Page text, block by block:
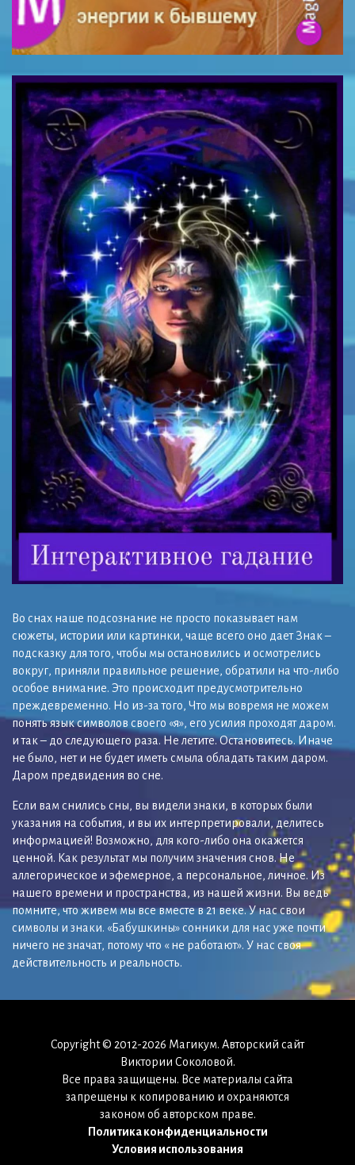
Во снах наше подсознание не просто показывает нам
сюжеты, истории или картинки, чаще всего оно дает Знак –
подсказку для того, чтобы мы остановились и осмотрелись
вокруг, приняли правильное решение, обратили на что-либо
особое внимание. Это происходит предусмотрительно
преждевременно. Но из-за того, Что мы вовремя не можем
понять язык символов своего «я», его усилия проходят даром.
и так – до следующего раза. Не летите. Остановитесь. Иначе
не было, нет и не будет иметь смыла обладать таким даром.
Даром предвидения во сне.
Если вам снились сны, вы видели знаки, в которых были
указания на события, и вы их интерпретировали, делитесь
информацией! Возможно, для кого-либо она окажется
ценной. Как результат мы получим значения снов. Не
аллегорическое и эфемерное, а персональное, личное. Из
нашего времени и пространства, из нашей жизни. Вы ведь
помните, что живем мы все вместе в 21 веке. У нас свои
символы и знаки. «Бабушкины» сонники для нас уже почти
ничего не значат, потому что « не работают». У нас своя
действительность и реальность.
Copyright © 2012-2026 Магикум. Авторский сайт
Виктории Соколовой.
Все права защищены. Все материалы сайта
запрещены к копированию и охраняются
законом об авторском праве.
Политика конфиденциальности
Условия использования